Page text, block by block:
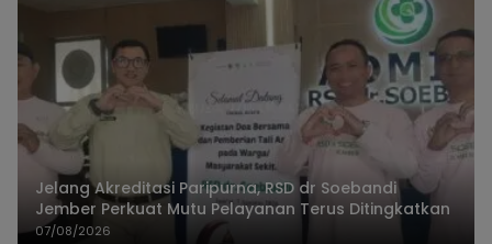
Jelang Akreditasi Paripurna, RSD dr Soebandi
Jember Perkuat Mutu Pelayanan Terus Ditingkatkan
07/08/2026